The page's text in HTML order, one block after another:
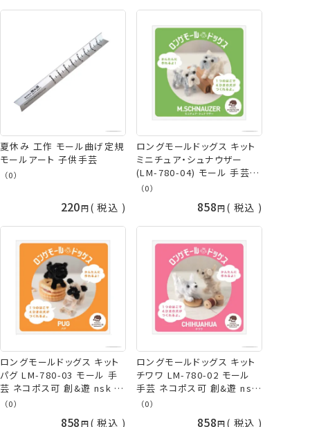
夏休み 工作 モール曲げ定規
モールアート 子供手芸
（0）
220 税込
ロングモールドッグス キット
ミニチュア・シュナウザー
(LM-780-04) モール 手芸 ネ
コポス可 創&遊 nsk 手芸の
（0）
858 税込
ロングモールドッグス キット
パグ LM-780-03 モール 手
芸 ネコポス可 創&遊 nsk 手
芸の山久
（0）
858 税込
ロングモールドッグス キット
チワワ LM-780-02 モール
手芸 ネコポス可 創&遊 nsk
手芸の山久
（0）
858 税込